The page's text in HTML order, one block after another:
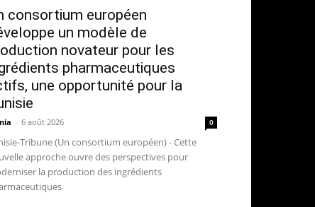
consortium européen
un modèle de
novateur pour les
pharmaceutiques
une opportunité pour la
- 6 août 2026 0
Tribune (Un consortium européen) - Cette
approche ouvre des perspectives pour
la production des ingrédients